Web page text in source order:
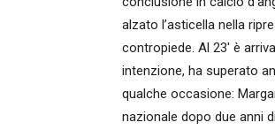
alzato l’asticella nella
contropiede. Al 23′ è
intenzione, ha superato
qualche occasione:
nazionale dopo due anni